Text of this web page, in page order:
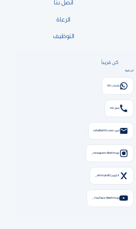
اتصل بنا
الرعاة
التوظيف
كن قريباً
كن قريبًا
واتساب: 05
اتصال: 05
البريد: info@afiffc.com
Instagram: @afifclup_
X (تويتر): @afifclub_
YouTube: @Afifclup_